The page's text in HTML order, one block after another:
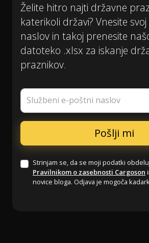
Želite hitro najti državne
katerikoli državi? Vnesite
naslov in takoj prenesite
datoteko .xlsx za iskanje
praznikov.
Službeni e-poštni naslov
Strinjam se, da se moji podatki
Pravilnikom o zasebnosti Cargoson
novice bloga. Odjava je mogoča